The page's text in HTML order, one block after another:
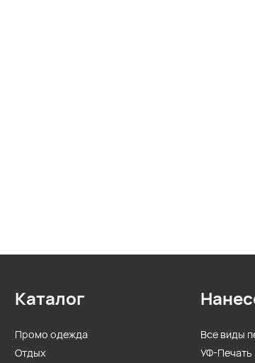
Каталог
Промо одежда
Отдых
Все виды
УФ-Печать